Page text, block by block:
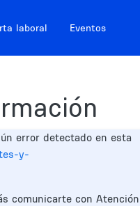
laboral Eventos
error detectado en esta
y-
comunicarte con Atención